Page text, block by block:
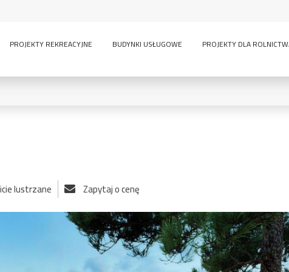
PROJEKTY REKREACYJNE BUDYNKI USŁUGOWE PROJEKTY DLA
inwentarskie
sauna wielokondygnacyjny
GARAŻE:
bez garażu 1-
lustrzane Zapytaj o cenę